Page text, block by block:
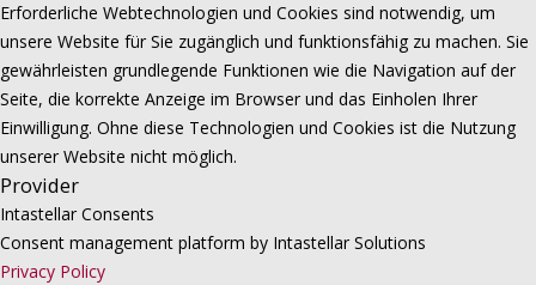
Erforderliche Webtechnologien und Cookies sind notwendig, um
unsere Website für Sie zugänglich und funktionsfähig zu machen. Sie
gewährleisten grundlegende Funktionen wie die Navigation auf der
Seite, die korrekte Anzeige im Browser und das Einholen Ihrer
Einwilligung. Ohne diese Technologien und Cookies ist die Nutzung
unserer Website nicht möglich.
Provider
Intastellar Consents
Consent management platform by Intastellar Solutions
Privacy Policy